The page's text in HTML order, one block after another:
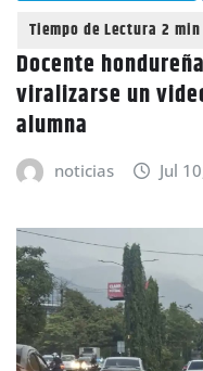
Docente
viralizarse un
alumna
noticias Jul